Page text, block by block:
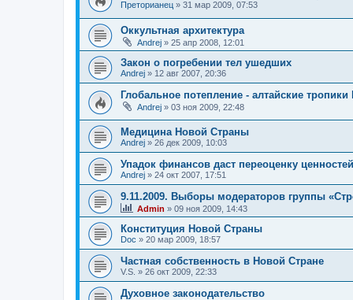
Преторианец » 31 мар 2009, 07:53
Оккультная архитектура
Andrej » 25 апр 2008, 12:01
Закон о погребении тел ушедших
Andrej » 12 авг 2007, 20:36
Глобальное потепление - алтайские
Andrej » 03 ноя 2009, 22:48
Медицина Новой Страны
Andrej » 26 дек 2009, 10:03
Упадок финансов даст переоценку ценностей
Andrej » 24 окт 2007, 17:51
9.11.2009. Выборы модераторов группы
Admin » 09 ноя 2009, 14:43
Конституция Новой Страны
Doc » 20 мар 2009, 18:57
Частная собственность в Новой Стране
V.S. » 26 окт 2009, 22:33
Духовное законодательство